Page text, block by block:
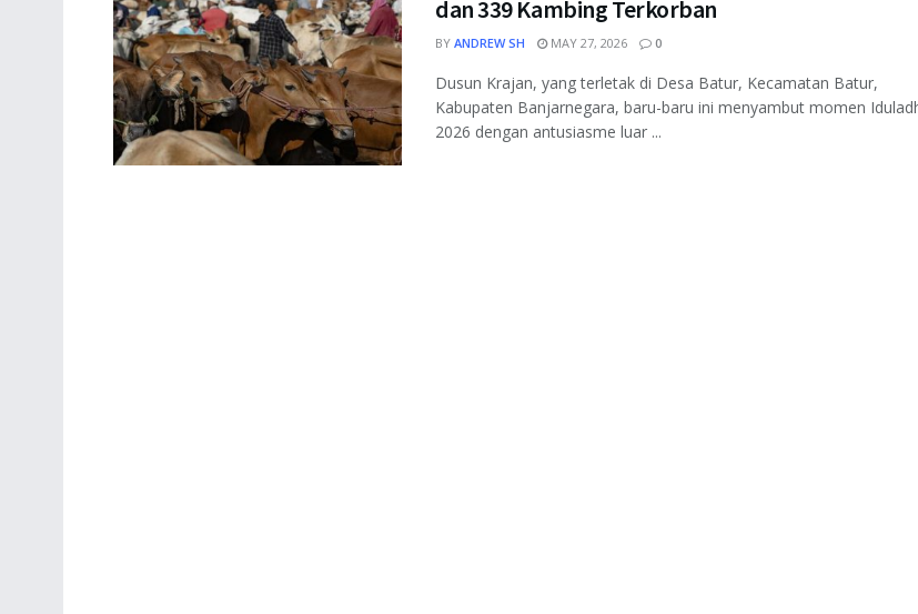
dan 339 Kambing Terkorban
BY ANDREW SH MAY 27, 2026 0
Dusun Krajan, yang terletak di Desa Batur, Kecamatan Batur,
Kabupaten Banjarnegara, baru-baru ini menyambut momen
2026 dengan antusiasme luar ...